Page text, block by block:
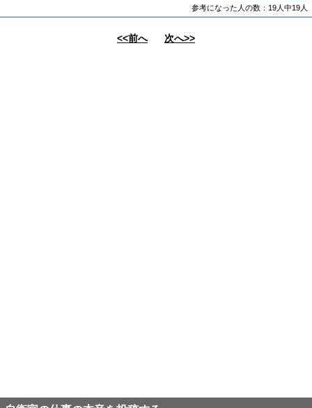
参考になった人の数：19人中19人
<<前へ 次へ>>